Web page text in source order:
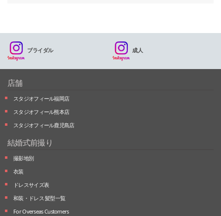
ブライダル 成人
店舗
スタジオフィール福岡店
スタジオフィール熊本店
スタジオフィール鹿児島店
結婚式前撮り
撮影地別
衣装
ドレスサイズ表
和装・ドレス 髪型一覧
For Overseas Customers